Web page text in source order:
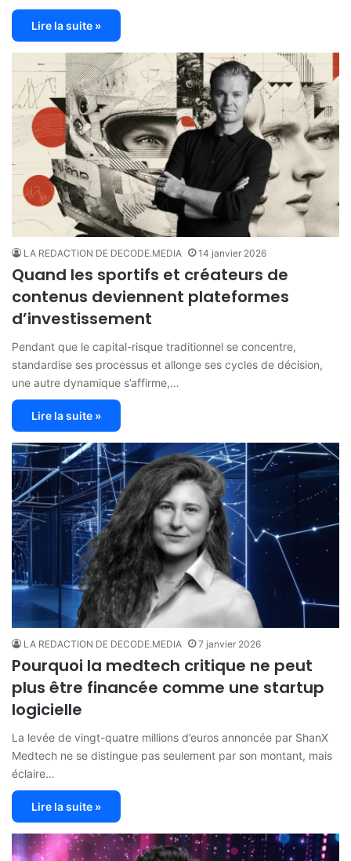
Lire la suite »
LA REDACTION DE DECODE.MEDIA 14 janvier 2026
Quand les sportifs et créateurs de
contenus deviennent plateformes
d’investissement
Pendant que le capital-risque traditionnel se concentre,
standardise ses processus et allonge ses cycles de décision,
une autre dynamique s’affirme,…
Lire la suite »
LA REDACTION DE DECODE.MEDIA 7 janvier 2026
Pourquoi la medtech critique ne peut
plus être financée comme une startup
logicielle
La levée de vingt-quatre millions d’euros annoncée par ShanX
Medtech ne se distingue pas seulement par son montant, mais
éclaire…
Lire la suite »